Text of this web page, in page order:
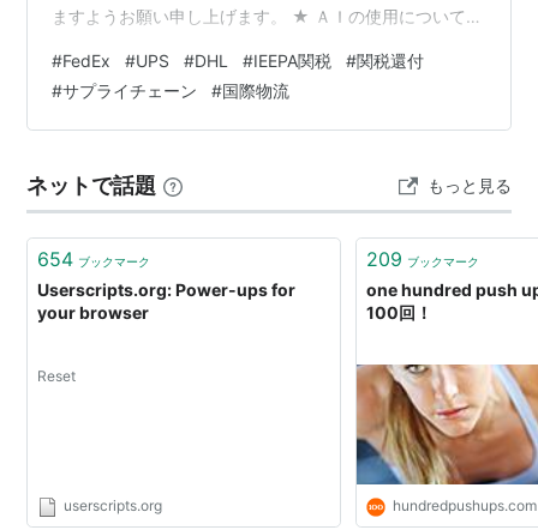
ますようお願い申し上げます。 ★ ＡＩの使用について：
訳」および「要約」のほか、本稿全体の作成補助には、
ＡＩを使用しています。 ＋＋＋ 米サプライチェーン・ダ
イブ誌：：2026年６月25日付け記事
パートナーとの貨物および返金に関するデータ共有に同
意した荷主に対し、関…
#FedEx #UPS #DHL #IEEPA関税 #関税還付
#サプライチェーン #国際物流
ネットで話題 もっと見る
654 ブックマーク
Userscripts.org: Power-ups for
your browser
Reset
userscripts.org
209 ブックマーク
one hundred push
100回！
hundredpushups.com